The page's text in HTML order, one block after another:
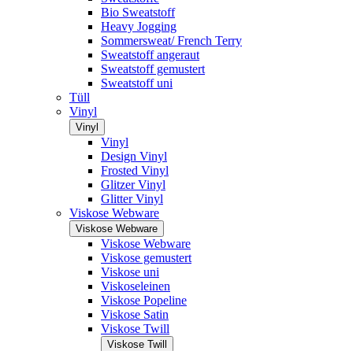
Bio Sweatstoff
Heavy Jogging
Sommersweat/ French Terry
Sweatstoff angeraut
Sweatstoff gemustert
Sweatstoff uni
Tüll
Vinyl
Vinyl
Vinyl
Design Vinyl
Frosted Vinyl
Glitzer Vinyl
Glitter Vinyl
Viskose Webware
Viskose Webware
Viskose Webware
Viskose gemustert
Viskose uni
Viskoseleinen
Viskose Popeline
Viskose Satin
Viskose Twill
Viskose Twill